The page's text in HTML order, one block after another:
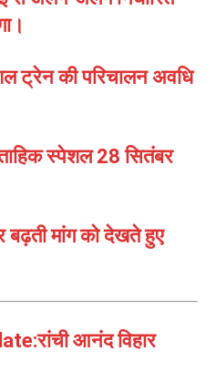
ट्रेन की परिचालन अवधि
स्पेशल 28 सितंबर
बढ़ती मांग को देखते हुए
आनंद विहार